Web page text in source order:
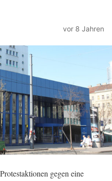
vor 8 Jahren
gegen eine